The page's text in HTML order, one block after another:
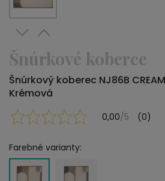
Šnúrkové koberce
Šnúrkový koberec NJ86B CREAM
Krémová
0,00/5 (0)
Farebné varianty: